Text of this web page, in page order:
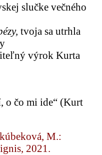
slučke večného
tvoja sa utrhla
výrok Kurta
o čo mi ide“ (Kurt
M.:
2021.